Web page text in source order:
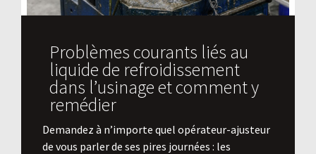
Problèmes courants liés au
liquide de refroidissement
dans l’usinage et comment y
remédier
Demandez à n’importe quel opérateur-ajusteur
de vous parler de ses pires journées : les